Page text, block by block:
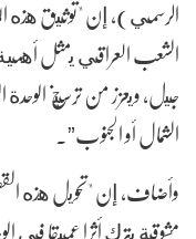
الرسمي)، إن "توثيق هذه
الشعب العراقي يمثل
جيل، ويعزز من ترسيخ
الشمال أو الجنوب”.
وأضاف، إن "تحويل هذه